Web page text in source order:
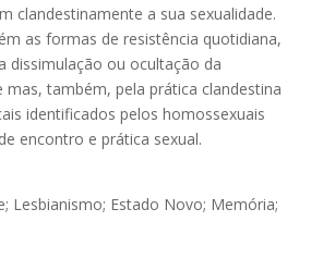
clandestinamente a sua sexualidade.
as formas de resistência quotidiana,
dissimulação ou ocultação da
mas, também, pela prática clandestina
identificados pelos homossexuais
encontro e prática sexual.
Lesbianismo; Estado Novo; Memória;